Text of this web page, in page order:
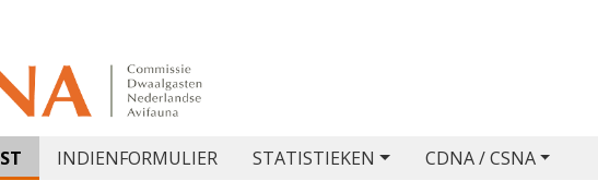
INDIENFORMULIER STATISTIEKEN CDNA / CSNA